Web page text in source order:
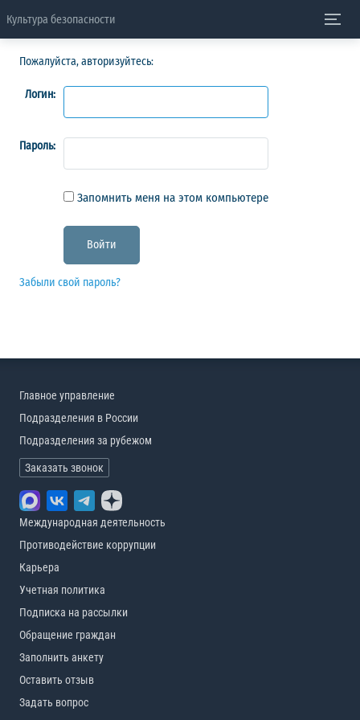
Культура безопасности
Пожалуйста, авторизуйтесь:
Логин:
Пароль:
Запомнить меня на этом компьютере
Забыли свой пароль?
Главное управление
Подразделения в России
Подразделения за рубежом
Заказать звонок
Международная деятельность
Противодействие коррупции
Карьера
Учетная политика
Подписка на рассылки
Обращение граждан
Заполнить анкету
Оставить отзыв
Задать вопрос